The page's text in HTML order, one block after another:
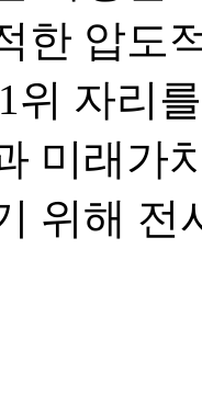
한 압도
위 자리
미래가
위해